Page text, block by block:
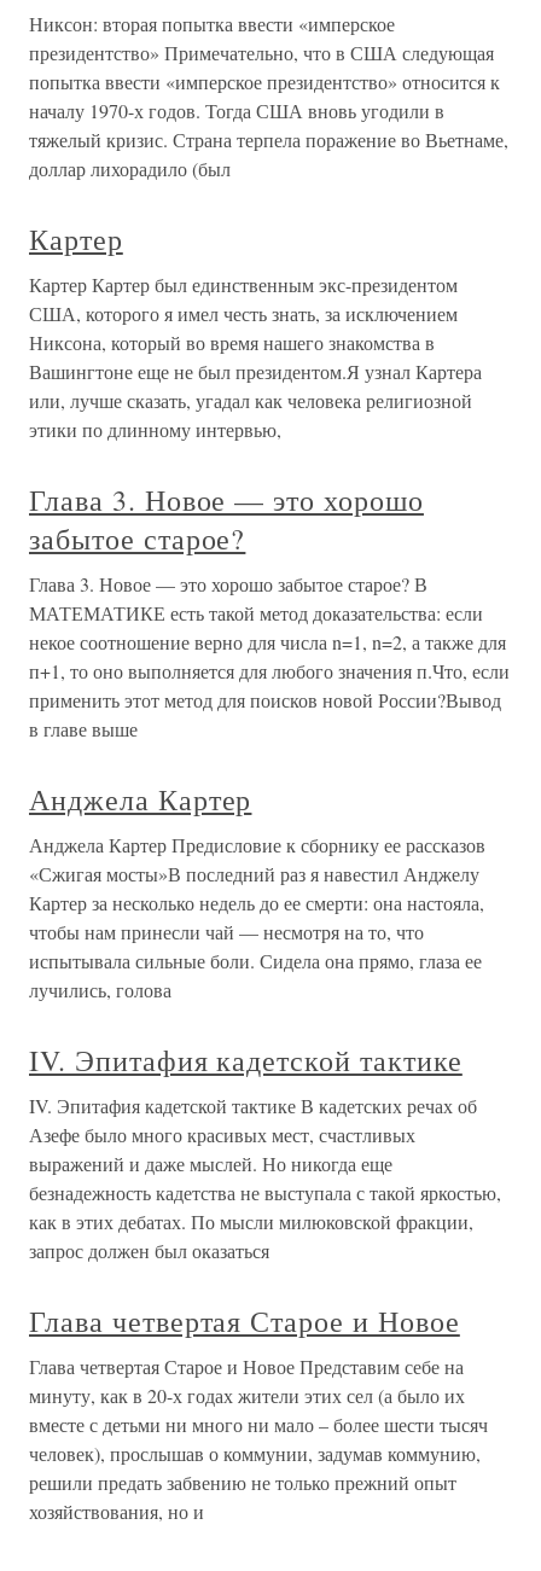
Никсон: вторая попытка ввести «имперское
президентство» Примечательно, что в США следующая
попытка ввести «имперское президентство» относится к
началу 1970-х годов. Тогда США вновь угодили в
тяжелый кризис. Страна терпела поражение во Вьетнаме,
доллар лихорадило (был
Картер
Картер Картер был единственным экс-президентом
США, которого я имел честь знать, за исключением
Никсона, который во время нашего знакомства в
Вашингтоне еще не был президентом.Я узнал Картера
или, лучше сказать, угадал как человека религиозной
этики по длинному интервью,
Глава 3. Новое — это хорошо
забытое старое?
Глава 3. Новое — это хорошо забытое старое? В
МАТЕМАТИКЕ есть такой метод доказательства: если
некое соотношение верно для числа n=1, n=2, а также для
п+1, то оно выполняется для любого значения п.Что, если
применить этот метод для поисков новой России?Вывод
в главе выше
Анджела Картер
Анджела Картер Предисловие к сборнику ее рассказов
«Сжигая мосты»В последний раз я навестил Анджелу
Картер за несколько недель до ее смерти: она настояла,
чтобы нам принесли чай — несмотря на то, что
испытывала сильные боли. Сидела она прямо, глаза ее
лучились, голова
IV. Эпитафия кадетской тактике
IV. Эпитафия кадетской тактике В кадетских речах об
Азефе было много красивых мест, счастливых
выражений и даже мыслей. Но никогда еще
безнадежность кадетства не выступала с такой яркостью,
как в этих дебатах. По мысли милюковской фракции,
запрос должен был оказаться
Глава четвертая Старое и Новое
Глава четвертая Старое и Новое Представим себе на
минуту, как в 20-х годах жители этих сел (а было их
вместе с детьми ни много ни мало – более шести тысяч
человек), прослышав о коммунии, задумав коммунию,
решили предать забвению не только прежний опыт
хозяйствования, но и